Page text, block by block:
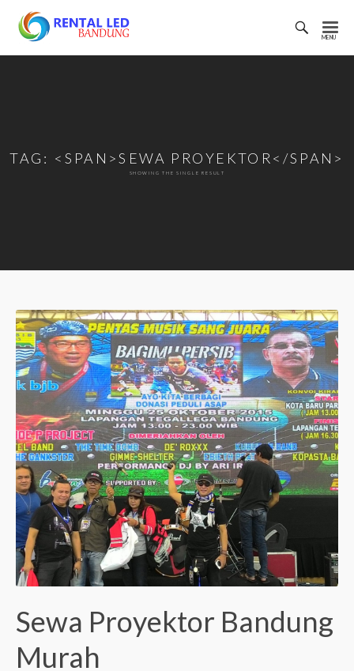
Rental
TAG: <SPAN>SEWA PROYEKTOR</SPAN>
SHOWING THE SINGLE RESULT
Sewa Proyektor Bandung
Murah